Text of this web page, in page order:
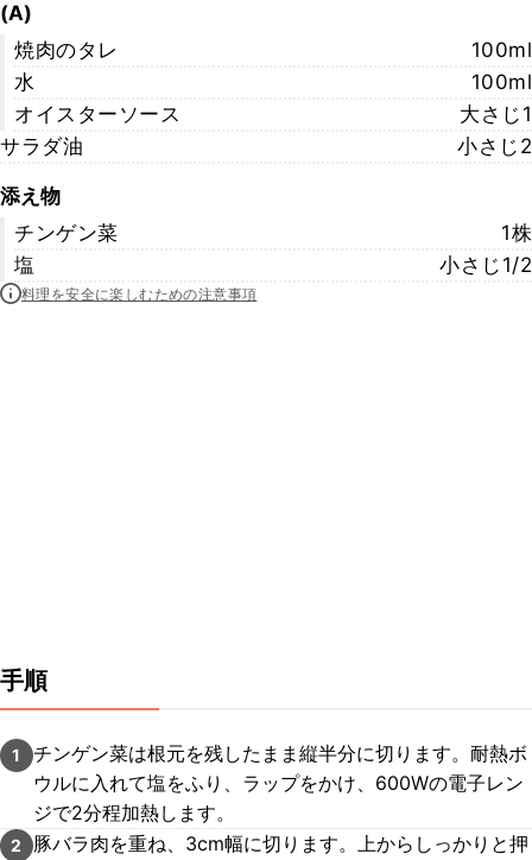
(A)
焼肉のタレ
100ml
水
100ml
オイスターソース
大さじ1
サラダ油
小さじ2
添え物
チンゲン菜
1株
塩
小さじ1/2
料理を安全に楽しむための注意事項
手順
1
チンゲン菜は根元を残したまま縦半分に切ります。耐熱ボ
ウルに入れて塩をふり、ラップをかけ、600Wの電子レン
ジで2分程加熱します。
2
豚バラ肉を重ね、3cm幅に切ります。上からしっかりと押